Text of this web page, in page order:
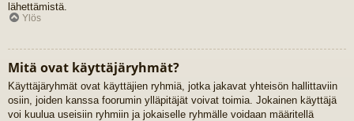
lähettämistä.
Ylös
Mitä ovat käyttäjäryhmät?
Käyttäjäryhmät ovat käyttäjien ryhmiä, jotka jakavat yhteisön hallittaviin
osiin, joiden kanssa foorumin ylläpitäjät voivat toimia. Jokainen käyttäjä
voi kuulua useisiin ryhmiin ja jokaiselle ryhmälle voidaan määritellä